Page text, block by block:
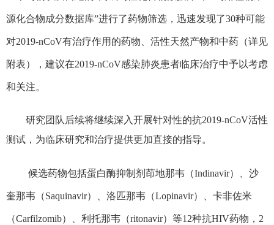
源化合物成分数据库”进行了药物筛选，迅速发现了30种可能
对2019-nCoV有治疗作用的药物、活性天然产物和中药（详见
附表），建议在2019-nCoV感染肺炎患者临床治疗中予以考虑
和关注。
研究团队后续将继续深入开展针对性的抗2019-nCoV活性
测试，为临床研究和治疗提供更加直接的指导。
候选药物包括蛋白酶抑制剂茚地那韦（Indinavir）、沙
奎那韦（Saquinavir）、洛匹那韦（Lopinavir）、卡非佐米
（Carfilzomib）、利托那韦（ritonavir）等12种抗HIV药物，2